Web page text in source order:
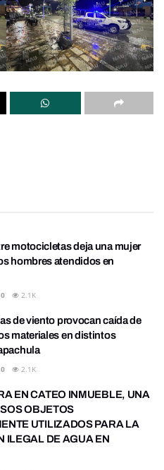
motocicletas deja una mujer
hombres atendidos en
0 2.1K
de viento provocan caída de
materiales en distintos
0 2.1K
EN CATEO INMUEBLE, UNA
OBJETOS
UTILIZADOS PARA LA
ILEGAL DE AGUA EN